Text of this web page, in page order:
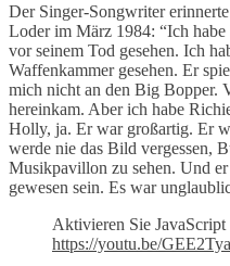
Der Singer-Songwriter
Loder im März 1984: “Ich
vor seinem Tod gesehen. Ich
Waffenkammer gesehen. Er
mich nicht an den Big Bopper.
hereinkam. Aber ich habe
Holly, ja. Er war großartig. Er
werde nie das Bild vergessen,
Musikpavillon zu sehen. Und er
gewesen sein. Es war
Aktivieren Sie JavaScript
https://youtu.be/